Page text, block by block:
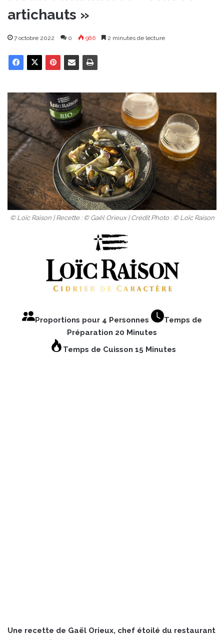
artichauts »
7 octobre 2022 0 986 2 minutes de lecture
© Loïc Raison | Recette : © Gaël Orieux | Crédit Photo : © Loïc Raison
Proportions pour 4 Personnes
Temps de
Préparation 20 Minutes
Temps de Cuisson 15 Minutes
Une recette de Gaël Orieux, chef étoilé du restaurant